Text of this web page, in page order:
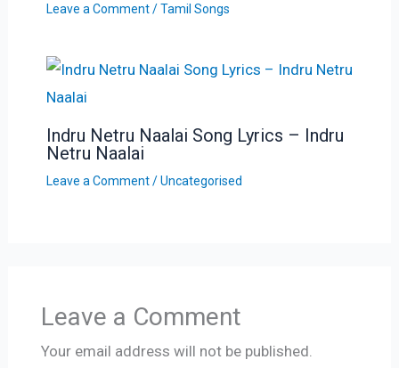
Leave a Comment /Tamil Songs
Indru Netru Naalai Song Lyrics – Indru
Netru Naalai
Leave a Comment /Uncategorised
Leave a Comment
Your email address will not be published.